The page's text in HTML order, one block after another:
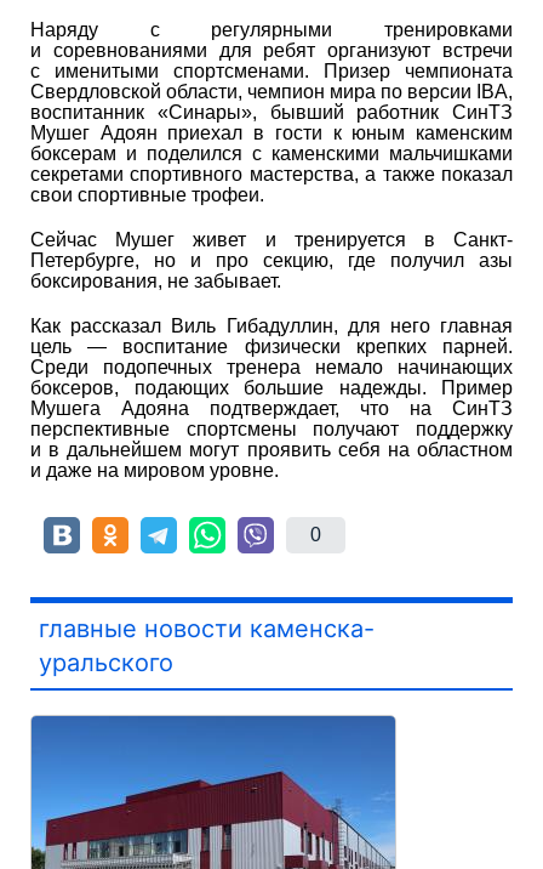
Наряду с регулярными тренировками
и соревнованиями для ребят организуют встречи
с именитыми спортсменами. Призер чемпионата
Свердловской области, чемпион мира по версии IBA,
воспитанник «Синары», бывший работник СинТЗ
Мушег Адоян приехал в гости к юным каменским
боксерам и поделился с каменскими мальчишками
секретами спортивного мастерства, а также показал
свои спортивные трофеи.
Сейчас Мушег живет и тренируется в Санкт-
Петербурге, но и про секцию, где получил азы
боксирования, не забывает.
Как рассказал Виль Гибадуллин, для него главная
цель — воспитание физически крепких парней.
Среди подопечных тренера немало начинающих
боксеров, подающих большие надежды. Пример
Мушега Адояна подтверждает, что на СинТЗ
перспективные спортсмены получают поддержку
и в дальнейшем могут проявить себя на областном
и даже на мировом уровне.
0
главные новости каменска-
уральского